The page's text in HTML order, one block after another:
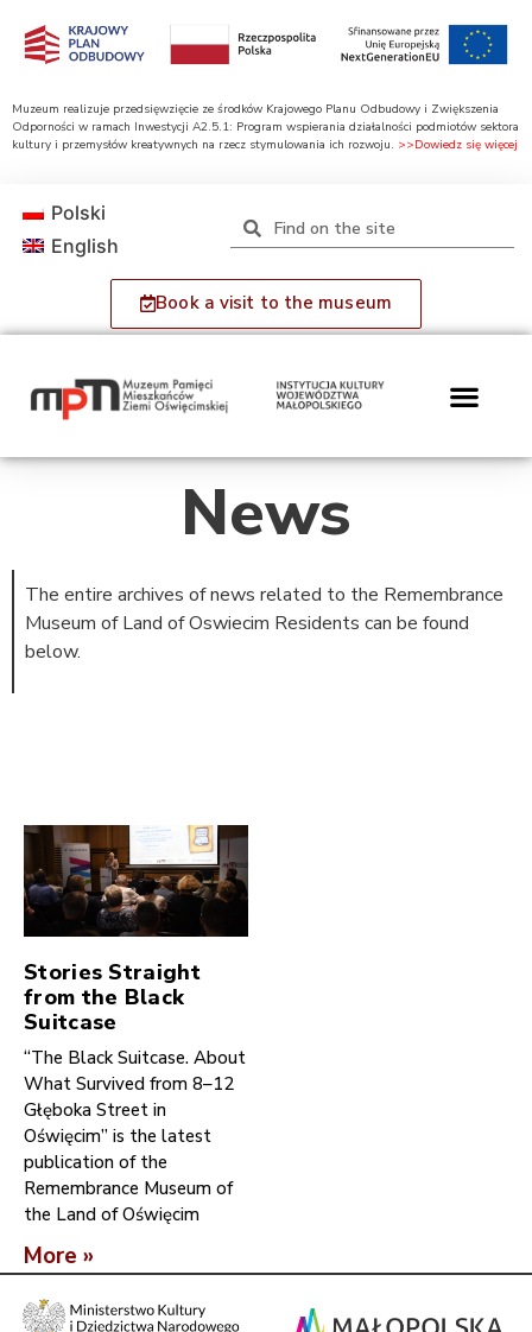
Muzeum realizuje przedsięwzięcie ze środków Krajowego Planu Odbudowy i Zwiększenia
Odporności w ramach Inwestycji A2.5.1: Program wspierania działalności podmiotów sektora
kultury i przemysłów kreatywnych na rzecz stymulowania ich rozwoju. >>Dowiedz się więcej
Book a visit to the museum
Polski
English
News
The entire archives of news related to the Remembrance
Museum of Land of Oswiecim Residents can be found
below.
Stories Straight
from the Black
Suitcase
“The Black Suitcase. About
What Survived from 8–12
Głęboka Street in
Oświęcim” is the latest
publication of the
Remembrance Museum of
the Land of Oświęcim
More »